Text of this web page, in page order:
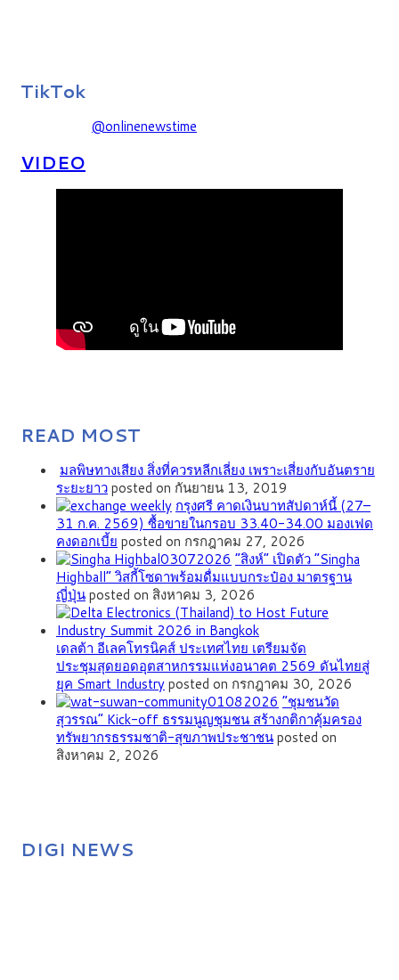
TikTok
@onlinenewstime
VIDEO
READ MOST
มลพิษทางเสียง สิ่งที่ควรหลีกเลี่ยง เพราะเสี่ยงกับอันตราย
ระยะยาวposted on กันยายน 13, 2019
กรุงศรี คาดเงินบาทสัปดาห์นี้ (27–
31 ก.ค. 2569) ซื้อขายในกรอบ 33.40-34.00 มองเฟด
คงดอกเบี้ย posted on กรกฎาคม 27, 2026
“สิงห์” เปิดตัว “Singha
Highball” วิสกี้โซดาพร้อมดื่มแบบกระป๋อง มาตรฐาน
ญี่ปุ่นposted on สิงหาคม 3, 2026
เดลต้า อีเลคโทรนิคส์ ประเทศไทย เตรียมจัด
ประชุมสุดยอดอุตสาหกรรมแห่งอนาคต 2569 ดันไทยสู่
ยุค Smart Industryposted on กรกฎาคม 30, 2026
”ชุมชนวัด
สุวรรณ” Kick-off ธรรมนูญชุมชน สร้างกติกาคุ้มครอง
ทรัพยากรธรรมชาติ-สุขภาพประชาชนposted on
สิงหาคม 2, 2026
DIGI NEWS